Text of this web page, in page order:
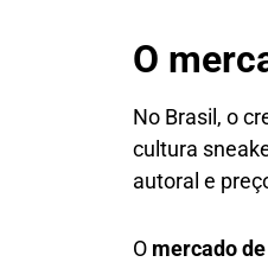
O
No Brasil, o
cultura
autoral e
O mercado